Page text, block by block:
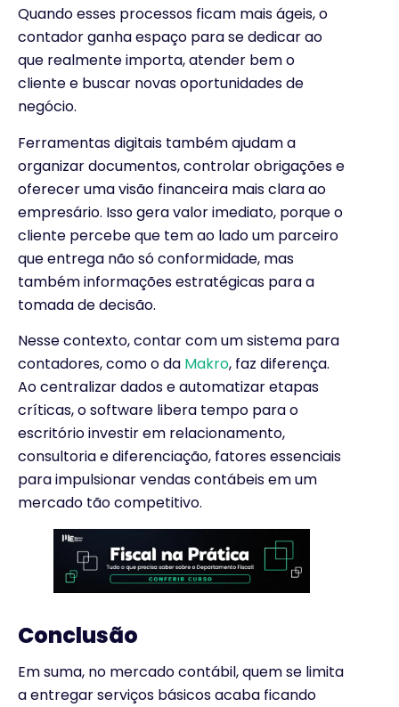
Quando esses processos ficam mais ágeis, o
contador ganha espaço para se dedicar ao
que realmente importa, atender bem o
cliente e buscar novas oportunidades de
negócio.
Ferramentas digitais também ajudam a
organizar documentos, controlar obrigações e
oferecer uma visão financeira mais clara ao
empresário. Isso gera valor imediato, porque o
cliente percebe que tem ao lado um parceiro
que entrega não só conformidade, mas
também informações estratégicas para a
tomada de decisão.
Nesse contexto, contar com um sistema para
contadores, como o da Makro, faz diferença.
Ao centralizar dados e automatizar etapas
críticas, o software libera tempo para o
escritório investir em relacionamento,
consultoria e diferenciação, fatores essenciais
para impulsionar vendas contábeis em um
mercado tão competitivo.
Conclusão
Em suma, no mercado contábil, quem se limita
a entregar serviços básicos acaba ficando